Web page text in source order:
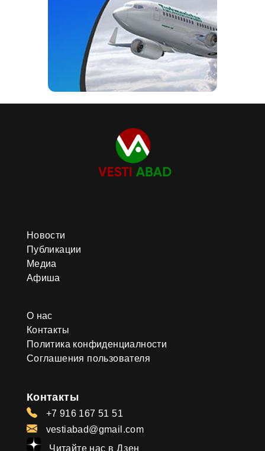
Новости
Публикации
Медиа
Афиша
О нас
Контакты
Политика конфиденциалности
Соглашения пользователя
Контакты
+7 916 167 51 51
vestiabad@gmail.com
Читайте нас в Дзен